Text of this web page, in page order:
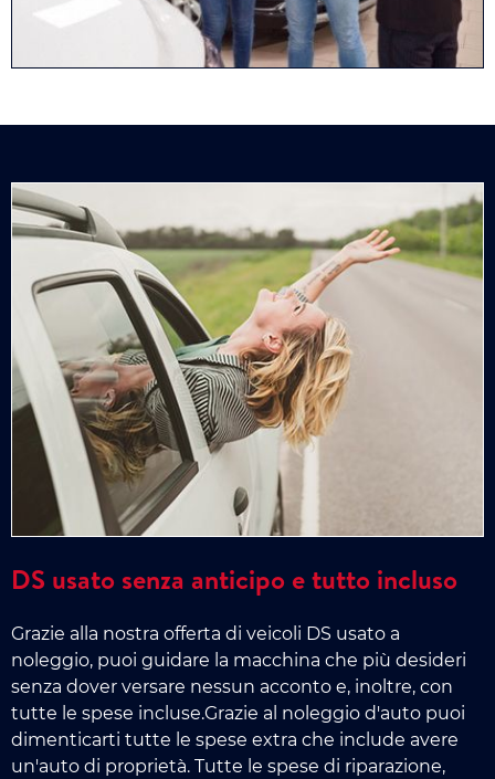
DS usato senza anticipo e tutto incluso
Grazie alla nostra offerta di veicoli DS usato a
noleggio, puoi guidare la macchina che più desideri
senza dover versare nessun acconto e, inoltre, con
tutte le spese incluse.Grazie al noleggio d'auto puoi
dimenticarti tutte le spese extra che include avere
un'auto di proprietà. Tutte le spese di riparazione,